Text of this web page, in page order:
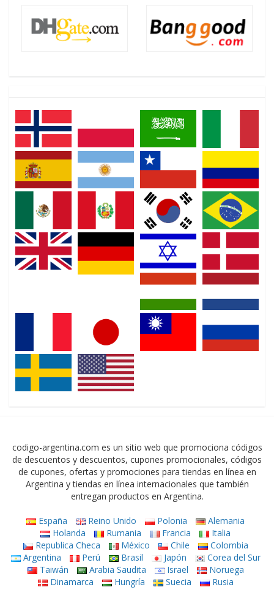
codigo-argentina.com es un sitio web que promociona códigos
de descuentos y descuentos, cupones promocionales, códigos
de cupones, ofertas y promociones para tiendas en línea en
Argentina y tiendas en línea internacionales que también
entregan productos en Argentina.
España Reino Unido Polonia
Alemania
Holanda
Rumania Francia
Italia
Republica Checa
México Chile
Colombia
Argentina
Perú Brasil Japón
Corea del Sur
Taiwán
Arabia Saudita Israel
Noruega
Dinamarca
Hungría Suecia
Rusia